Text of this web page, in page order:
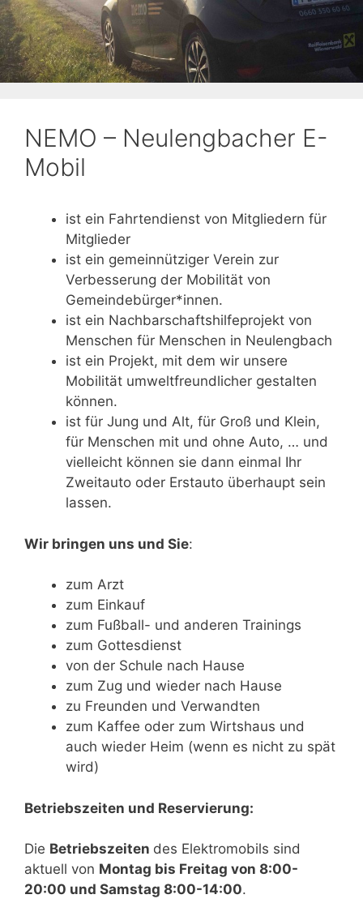
NEMO – Neulengbacher E-
Mobil
ist ein Fahrtendienst von Mitgliedern für
Mitglieder
ist ein gemeinnütziger Verein zur
Verbesserung der Mobilität von
Gemeindebürger*innen.
ist ein Nachbarschaftshilfeprojekt von
Menschen für Menschen in Neulengbach
ist ein Projekt, mit dem wir unsere
Mobilität umweltfreundlicher gestalten
können.
ist für Jung und Alt, für Groß und Klein,
für Menschen mit und ohne Auto, … und
vielleicht können sie dann einmal Ihr
Zweitauto oder Erstauto überhaupt sein
lassen.
Wir bringen uns und Sie:
zum Arzt
zum Einkauf
zum Fußball- und anderen Trainings
zum Gottesdienst
von der Schule nach Hause
zum Zug und wieder nach Hause
zu Freunden und Verwandten
zum Kaffee oder zum Wirtshaus und
auch wieder Heim (wenn es nicht zu spät
wird)
Betriebszeiten und Reservierung:
Die Betriebszeiten des Elektromobils sind
aktuell von Montag bis Freitag von 8:00-
20:00 und Samstag 8:00-14:00.